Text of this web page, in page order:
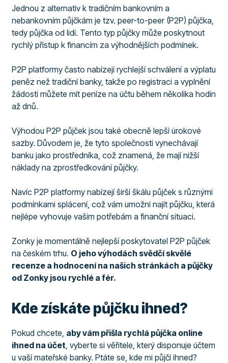
Jednou z alternativ k tradičním bankovním a
nebankovním půjčkám je tzv. peer-to-peer (P2P) půjčka,
tedy půjčka od lidí. Tento typ půjčky může poskytnout
rychlý přístup k financím za výhodnějších podmínek.
P2P platformy často nabízejí rychlejší schválení a výplatu
peněz než tradiční banky, takže po registraci a vyplnění
žádosti můžete mít peníze na účtu během několika hodin
až dnů.
Výhodou P2P půjček jsou také obecně lepší úrokové
sazby. Důvodem je, že tyto společnosti vynechávají
banku jako prostředníka, což znamená, že mají nižší
náklady na zprostředkování půjčky.
Navíc P2P platformy nabízejí širší škálu půjček s různými
podmínkami splácení, což vám umožní najít půjčku, která
nejlépe vyhovuje vašim potřebám a finanční situaci.
Zonky je momentálně nejlepší poskytovatel P2P půjček
na českém trhu. O jeho výhodách svědčí skvělé
recenze a hodnocení na našich stránkách a půjčky
od Zonky jsou rychlé a fér.
Kde získáte půjčku ihned?
Pokud chcete, aby vám přišla rychlá půjčka online
ihned na účet , vyberte si věřitele, který disponuje účtem
u vaší mateřské banky. Ptáte se, kde mi půjčí ihned?